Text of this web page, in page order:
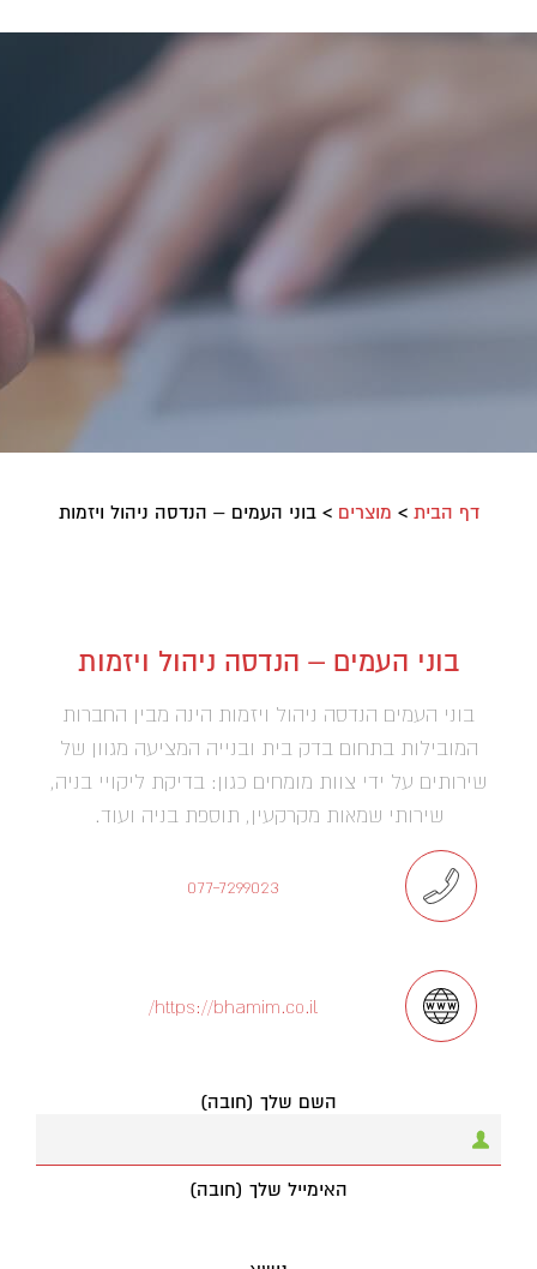
דף הבית > מוצרים >בוני העמים – הנדסה ניהול ויזמות
בוני העמים – הנדסה ניהול ויזמות
בוני העמים הנדסה ניהול ויזמות הינה מבין החברות
המובילות בתחום בדק בית ובנייה המציעה מגוון של
שירותים על ידי צוות מומחים כגון: בדיקת ליקויי בניה,
שירותי שמאות מקרקעין, תוספת בניה ועוד.
077-7299023
https://bhamim.co.il/
השם שלך (חובה)
האימייל שלך (חובה)